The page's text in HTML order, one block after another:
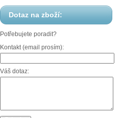
Dotaz na zboží:
Potřebujete poradit?
Kontakt (email prosím):
Váš dotaz: